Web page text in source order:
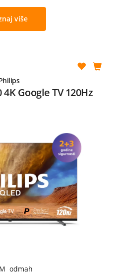
više
4K Google TV 120Hz
odmah